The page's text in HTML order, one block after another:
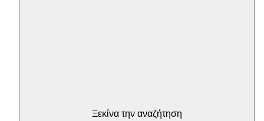
Ξεκίνα την αναζήτηση